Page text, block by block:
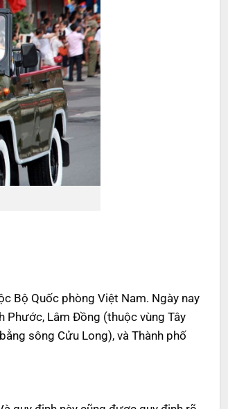
Bộ Quốc phòng Việt Nam. Ngày nay
Phước, Lâm Đồng (thuộc vùng Tây
sông Cửu Long), và Thành phố